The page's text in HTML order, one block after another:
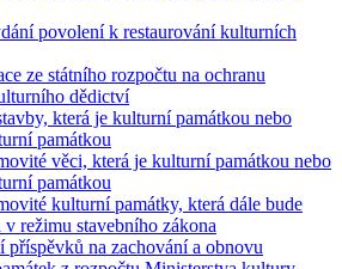
povolení k restaurování kulturních
ze státního rozpočtu na ochranu
dědictví
která je kulturní památkou nebo
památkou
věci, která je kulturní památkou nebo
památkou
kulturní památky, která dále bude
v režimu stavebního zákona
příspěvků na zachování a obnovu